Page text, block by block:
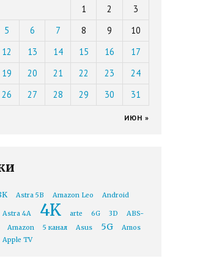
1 2
3
5 6 7 8 9
10
12 13 14 15 16
17
19 20 21 22 23
24
26 27 28 29 30 31
ИЮН »
Astra 5B Amazon Leo Android
Astra 4A 4K arte 6G 3D
ABS-
Amazon 5 канал Asus 5G
Amos
Apple TV